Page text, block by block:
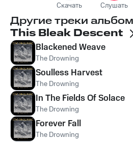
Скачать Слушать
Другие треки
This Bleak Descent
Blackened Weave
The Drowning
Soulless Harvest
The Drowning
In The Fields Of Solace
The Drowning
Forever Fall
The Drowning